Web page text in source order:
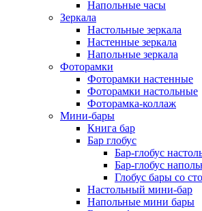
Напольные часы
Зеркала
Настольные зеркала
Настенные зеркала
Напольные зеркала
Фоторамки
Фоторамки настенные
Фоторамки настольные
Фоторамка-коллаж
Мини-бары
Книга бар
Бар глобус
Бар-глобус
Бар-глобус
Глобус бары со
Настольный мини-бар
Напольные мини бары